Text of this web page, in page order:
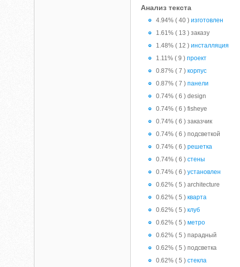
Анализ текста
4.94% ( 40 )изготовлен
1.61% ( 13 ) заказу
1.48% ( 12 )инсталляция
1.11% ( 9 )проект
0.87% ( 7 )корпус
0.87% ( 7 )панели
0.74% ( 6 ) design
0.74% ( 6 ) fisheye
0.74% ( 6 ) заказчик
0.74% ( 6 ) подсветкой
0.74% ( 6 )решетка
0.74% ( 6 )стены
0.74% ( 6 )установлен
0.62% ( 5 ) architecture
0.62% ( 5 )кварта
0.62% ( 5 )клуб
0.62% ( 5 )метро
0.62% ( 5 ) парадный
0.62% ( 5 ) подсветка
0.62% ( 5 )стекла